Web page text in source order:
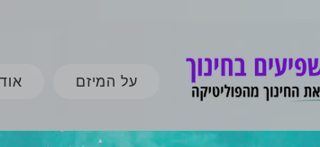
על המיזם